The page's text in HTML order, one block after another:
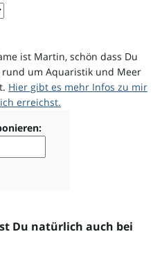
ist Martin, schön dass Du
um Aquaristik und Meer
Hier gibt es mehr Infos zu mir
erreichst.
Du natürlich auch bei